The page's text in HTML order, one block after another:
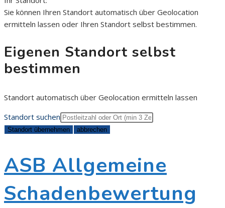
Sie können Ihren Standort automatisch über Geolocation
ermitteln lassen oder Ihren Standort selbst bestimmen.
Eigenen Standort selbst
bestimmen
Standort automatisch über Geolocation ermitteln lassen
Standort suchen
ASB Allgemeine
Schadenbewertung